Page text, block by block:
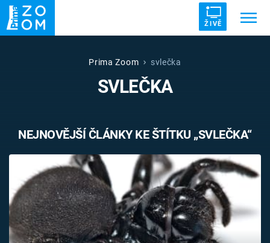
ŽIVĚ
UFO DRUHÁ SVĚTOVÁ VÁLKA
VETŘELCI DÁVNOVĚKU
Témata
Témata
Pořady
Prima Zoom svlečka
SVLEČKA
NEJNOVĚJŠÍ ČLÁNKY KE ŠTÍTKU „SVLEČKA“